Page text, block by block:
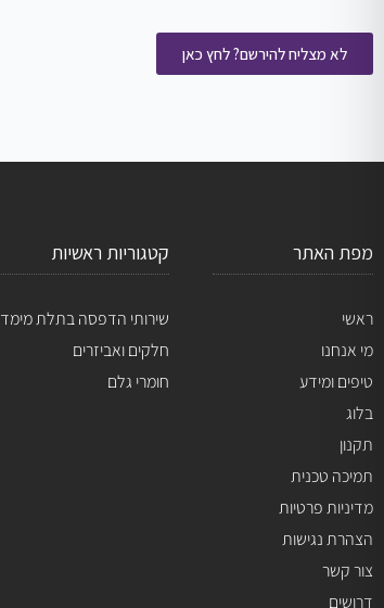
לא מצליח להירשם? לחץ כאן
מפת האתר
ראשי
מי אנחנו
טיפים ומידע
בלוג
תקנון
תמיכה טכנית
מדיניות פרטיות
הצהרת נגישות
צור קשר
דרושים
קטגוריות ראשיות
שירותי הדפסה בתלת מימד
חלקים ואביזרים
חומרי גלם